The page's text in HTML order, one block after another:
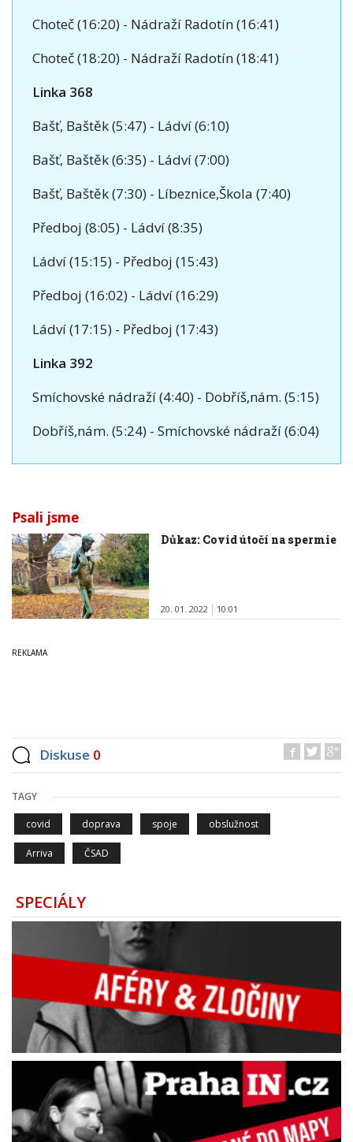
Choteč (16:20) - Nádraží Radotín (16:41)
Choteč (18:20) - Nádraží Radotín (18:41)
Linka 368
Bašť, Baštěk (5:47) - Ládví (6:10)
Bašť, Baštěk (6:35) - Ládví (7:00)
Bašť, Baštěk (7:30) - Líbeznice,Škola (7:40)
Předboj (8:05) - Ládví (8:35)
Ládví (15:15) - Předboj (15:43)
Předboj (16:02) - Ládví (16:29)
Ládví (17:15) - Předboj (17:43)
Linka 392
Smíchovské nádraží (4:40) - Dobříš,nám. (5:15)
Dobříš,nám. (5:24) - Smíchovské nádraží (6:04)
Psali jsme
Důkaz: Covid útočí na spermie
20. 01. 2022 10:01
Diskuse 0
TAGY
covid doprava spoje obslužnost
Arriva ČSAD
SPECIÁLY